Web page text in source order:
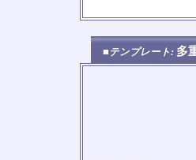
■テンプレート: 多